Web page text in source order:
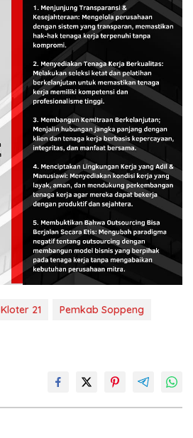
Kloter 21
Pemkab Soppeng